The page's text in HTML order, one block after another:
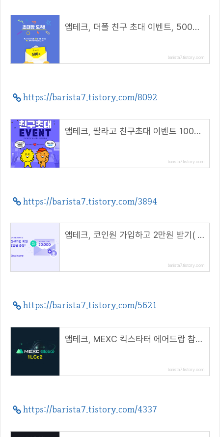
앱테크, 더폴 친구 초대 이벤트, 500원 상당 더폴코인(META) 지급
barista7.tistory.com
https://barista7.tistory.com/8092
앱테크, 팔라고 친구초대 이벤트 1000캐시 지급
barista7.tistory.com
https://barista7.tistory.com/3894
앱테크, 코인원 가입하고 2만원 받기( 초대 코드 : BO28PFLX )
barista7.tistory.com
https://barista7.tistory.com/5621
앱테크, MEXC 킥스타터 에어드랍 참여방법( 추천 코드 : 1LCc2 )
barista7.tistory.com
https://barista7.tistory.com/4337